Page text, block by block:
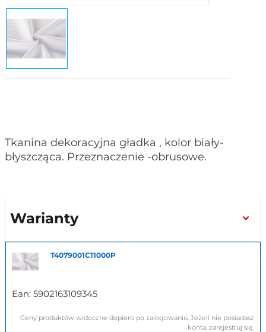
Tkanina dekoracyjna gładka , kolor biały-
błyszcząca. Przeznaczenie -obrusowe.
Warianty
T4079001C11000P
Ean: 5902163109345
Ceny produktów widoczne dopiero po zalogowaniu. Jeżeli nie posiadasz
konta, zarejestruj się.